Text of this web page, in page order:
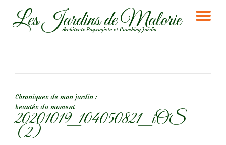
AllerLes Jardins de Malorie
Architecte Paysagiste et Coaching Jardin
Chroniques de mon jardin :
beautés du moment
20201019_104050821_iOS
(2)